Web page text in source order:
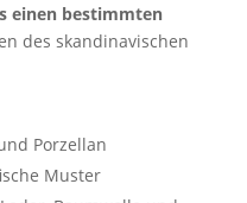
einen bestimmten
des skandinavischen
Porzellan
Muster